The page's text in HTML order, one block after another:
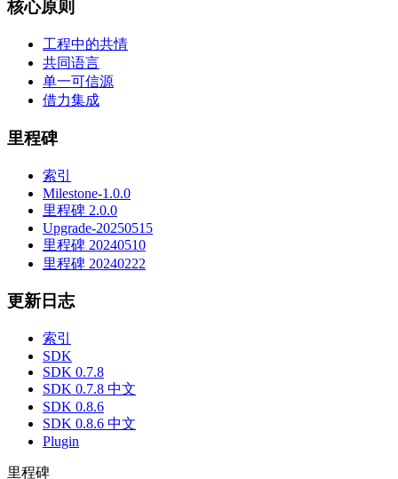
核心原则
工程中的共情
共同语言
单一可信源
借力集成
里程碑
索引
Milestone-1.0.0
里程碑 2.0.0
Upgrade-20250515
里程碑 20240510
里程碑 20240222
更新日志
索引
SDK
SDK 0.7.8
SDK 0.7.8 中文
SDK 0.8.6
SDK 0.8.6 中文
Plugin
里程碑